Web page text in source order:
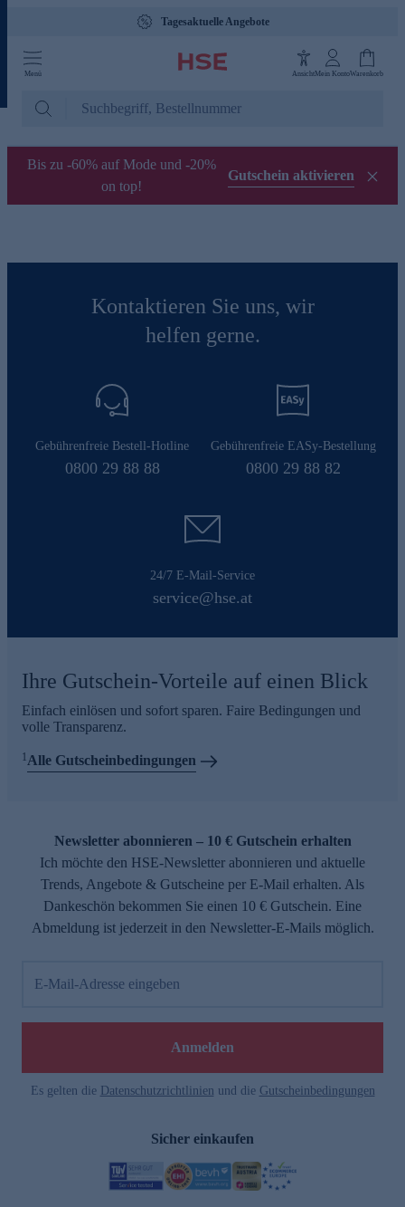
Tagesaktuelle Angebote
Menü AnsichtMein KontoWarenkorb
Bis zu -60% auf Mode und -20%
on top!
Gutschein aktivieren
Kontaktieren Sie uns, wir
helfen gerne.
Gebührenfreie Bestell-Hotline
0800 29 88 88
Gebührenfreie EASy-Bestellung
0800 29 88 82
24/7 E-Mail-Service
service@hse.at
Ihre Gutschein-Vorteile auf einen Blick
Einfach einlösen und sofort sparen. Faire Bedingungen und
volle Transparenz.
1Alle Gutscheinbedingungen
Newsletter abonnieren – 10 € Gutschein erhalten
Ich möchte den HSE-Newsletter abonnieren und aktuelle
Trends, Angebote & Gutscheine per E-Mail erhalten. Als
Dankeschön bekommen Sie einen 10 € Gutschein. Eine
Abmeldung ist jederzeit in den Newsletter-E-Mails möglich.
E-Mail-Adresse eingeben
Anmelden
Es gelten die Datenschutzrichtlinien und die Gutscheinbedingungen
Sicher einkaufen